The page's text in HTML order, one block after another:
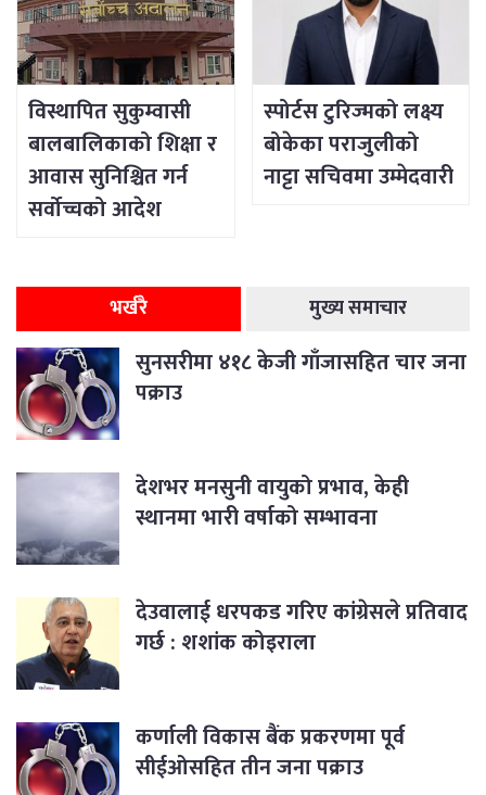
विस्थापित सुकुम्वासी
बालबालिकाको शिक्षा र
आवास सुनिश्चित गर्न
सर्वोच्चको आदेश
स्पोर्टस टुरिज्मको लक्ष्य
बोकेका पराजुलीको
नाट्टा सचिवमा उम्मेदवारी
भर्खरै मुख्य समाचार
सुनसरीमा ४१८ केजी गाँजासहित चार जना
पक्राउ
देशभर मनसुनी वायुको प्रभाव, केही
स्थानमा भारी वर्षाको सम्भावना
देउवालाई धरपकड गरिए कांग्रेसले प्रतिवाद
गर्छ : शशांक कोइराला
कर्णाली विकास बैंक प्रकरणमा पूर्व
सीईओसहित तीन जना पक्राउ